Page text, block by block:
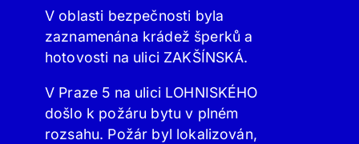
V oblasti bezpečnosti byla
zaznamenána krádež šperků a
hotovosti na ulici ZAKŠÍNSKÁ.
V Praze 5 na ulici LOHNISKÉHO
došlo k požáru bytu v plném
rozsahu. Požár byl lokalizován,